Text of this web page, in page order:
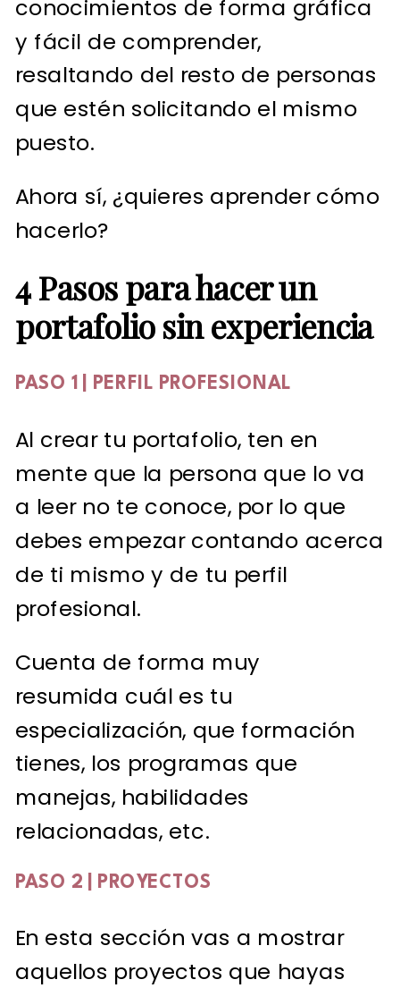
conocimientos de forma gráfica
y fácil de comprender,
resaltando del resto de personas
que estén solicitando el mismo
puesto.
Ahora sí, ¿quieres aprender cómo
hacerlo?
4 Pasos para hacer un
portafolio sin experiencia
PASO 1 | PERFIL PROFESIONAL
Al crear tu portafolio, ten en
mente que la persona que lo va
a leer no te conoce, por lo que
debes empezar contando acerca
de ti mismo y de tu perfil
profesional.
Cuenta de forma muy
resumida cuál es tu
especialización, que formación
tienes, los programas que
manejas, habilidades
relacionadas, etc.
PASO 2 | PROYECTOS
En esta sección vas a mostrar
aquellos proyectos que hayas